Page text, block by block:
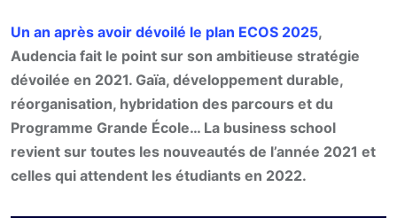
Un an après avoir dévoilé le plan ECOS 2025,
Audencia fait le point sur son ambitieuse stratégie
dévoilée en 2021. Gaïa, développement durable,
réorganisation, hybridation des parcours et du
Programme Grande École… La business school
revient sur toutes les nouveautés de l’année 2021 et
celles qui attendent les étudiants en 2022.